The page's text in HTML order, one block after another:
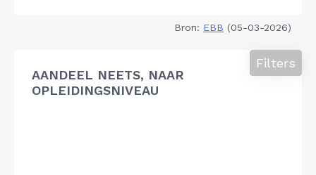
Bron: EBB (05-03-2026)
AANDEEL NEETS, NAAR
OPLEIDINGSNIVEAU
Filters